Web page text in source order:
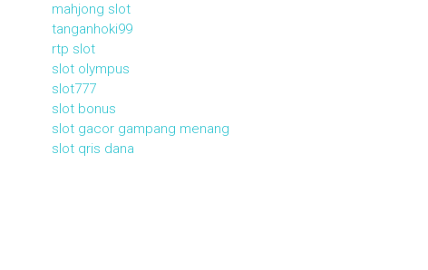
mahjong slot
tanganhoki99
rtp slot
slot olympus
slot777
slot bonus
slot gacor gampang menang
slot qris dana